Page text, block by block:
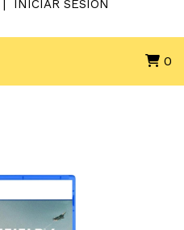
INICIAR SESIÓN
0